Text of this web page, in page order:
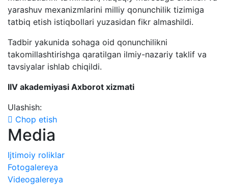
yarashuv mexanizmlarini milliy qonunchilik tizimiga
tatbiq etish istiqbollari yuzasidan fikr almashildi.
Tadbir yakunida sohaga oid qonunchilikni
takomillashtirishga qaratilgan ilmiy-nazariy taklif va
tavsiyalar ishlab chiqildi.
IIV akademiyasi Axborot xizmati
Ulashish:
Chop etish
Media
Ijtimoiy roliklar
Fotogalereya
Videogalereya